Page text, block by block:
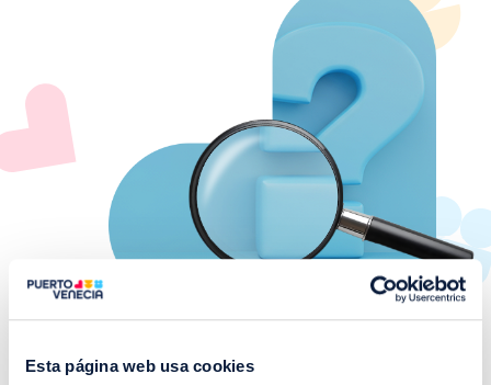
Esta página web usa cookies